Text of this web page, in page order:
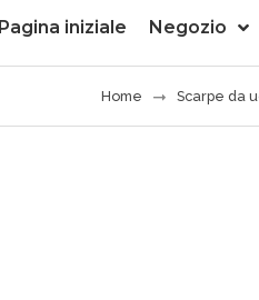
Pagina iniziale Negozio
Home Scarpe da